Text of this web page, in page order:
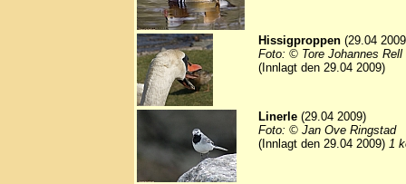
Hissigproppen (29.04
Foto: © Tore Johannes Rell
(Innlagt den 29.04 2009)
Linerle (29.04 2009)
Foto: © Jan Ove Ringstad
(Innlagt den 29.04 2009) 1